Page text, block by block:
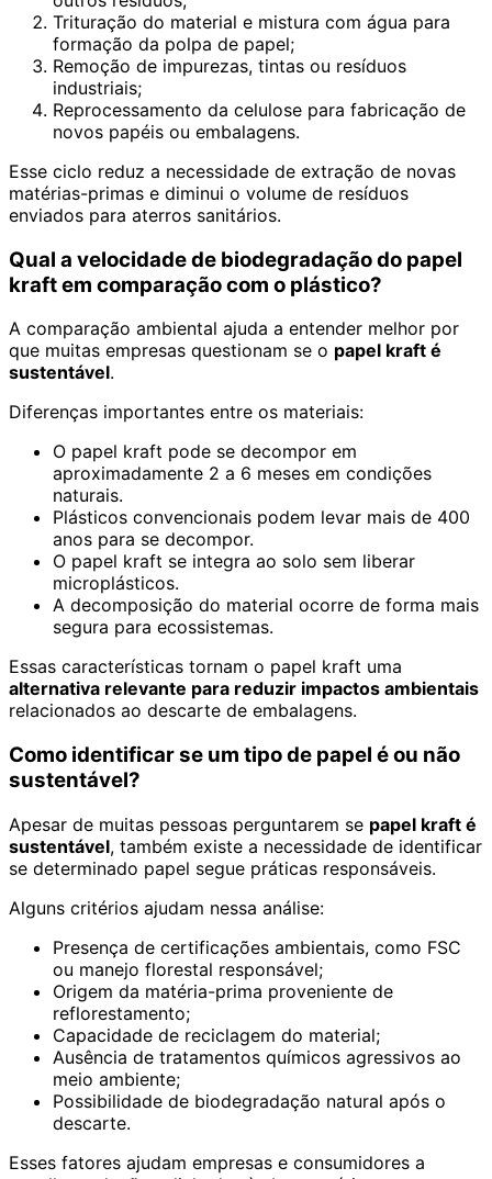
Trituração do material e mistura com água para
formação da polpa de papel;
Remoção de impurezas, tintas ou resíduos
industriais;
Reprocessamento da celulose para fabricação de
novos papéis ou embalagens.
Esse ciclo reduz a necessidade de extração de novas
matérias-primas e diminui o volume de resíduos
enviados para aterros sanitários.
Qual a velocidade de biodegradação do papel
kraft em comparação com o plástico?
A comparação ambiental ajuda a entender melhor por
que muitas empresas questionam se o papel kraft é
sustentável.
Diferenças importantes entre os materiais:
O papel kraft pode se decompor em
aproximadamente 2 a 6 meses em condições
naturais.
Plásticos convencionais podem levar mais de 400
anos para se decompor.
O papel kraft se integra ao solo sem liberar
microplásticos.
A decomposição do material ocorre de forma mais
segura para ecossistemas.
Essas características tornam o papel kraft uma
alternativa relevante para reduzir impactos ambientais
relacionados ao descarte de embalagens.
Como identificar se um tipo de papel é ou não
sustentável?
Apesar de muitas pessoas perguntarem se papel kraft é
sustentável, também existe a necessidade de identificar
se determinado papel segue práticas responsáveis.
Alguns critérios ajudam nessa análise:
Presença de certificações ambientais, como FSC
ou manejo florestal responsável;
Origem da matéria-prima proveniente de
reflorestamento;
Capacidade de reciclagem do material;
Ausência de tratamentos químicos agressivos ao
meio ambiente;
Possibilidade de biodegradação natural após o
descarte.
Esses fatores ajudam empresas e consumidores a